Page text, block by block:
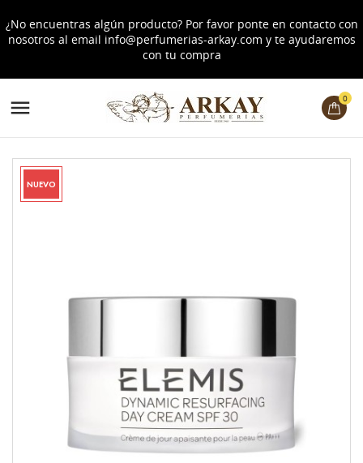
¿No encuentras algún producto? Por favor ponte en contacto con
nosotros al email info@perfumerias-arkay.com y te ayudaremos
con tu compra
 0
NUEVO